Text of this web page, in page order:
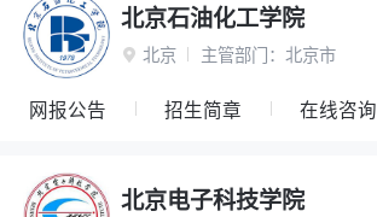
北京石油化工学院
 北京 主管部门： 北京市
网报公告 招生简章 在线咨询
北京电子科技学院